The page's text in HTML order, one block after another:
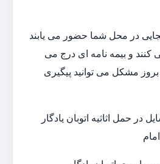
در محل شما حضور می یابند
و بیمه نامه ای درج می
مشکل می توانید پیگیری
وسایل در حمل اثاثیه اتوبان یادگار